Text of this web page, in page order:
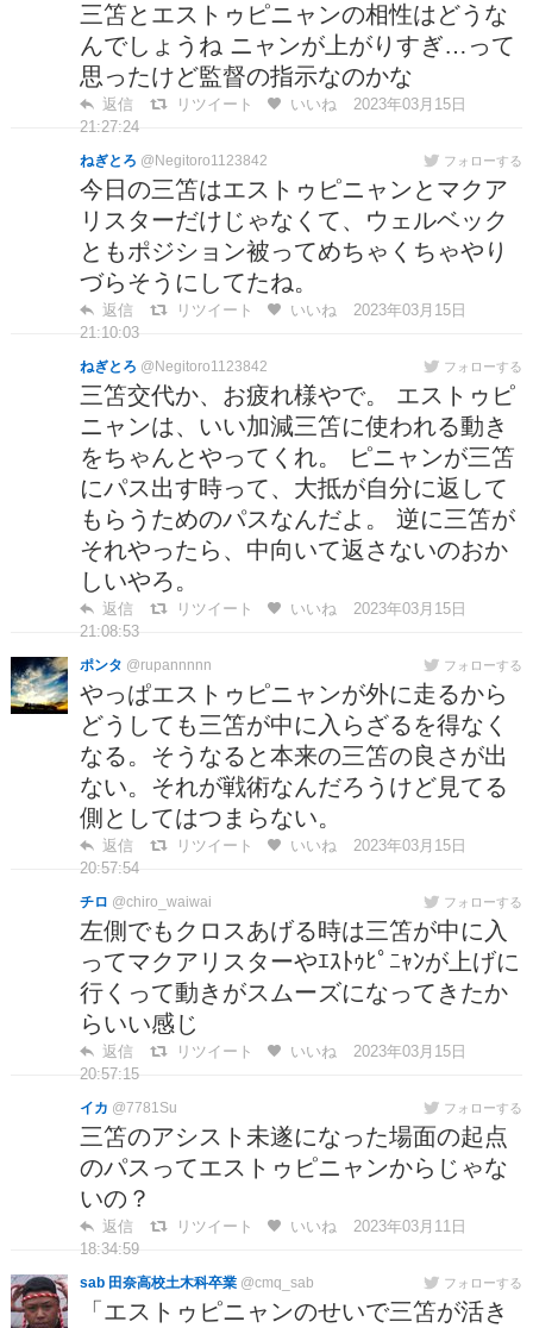
三笘とエストゥピニャンの相性はどうな
んでしょうね ニャンが上がりすぎ…って
思ったけど監督の指示なのかな
返信 リツイート いいね
2023年03月15日
21:27:24
ねぎとろ @Negitoro1123842 フォローする
今日の三笘はエストゥピニャンとマクア
リスターだけじゃなくて、ウェルベック
ともポジション被ってめちゃくちゃやり
づらそうにしてたね。
返信 リツイート いいね
2023年03月15日
21:10:03
ねぎとろ @Negitoro1123842 フォローする
三笘交代か、お疲れ様やで。 エストゥピ
ニャンは、いい加減三笘に使われる動き
をちゃんとやってくれ。 ピニャンが三笘
にパス出す時って、大抵が自分に返して
もらうためのパスなんだよ。 逆に三笘が
それやったら、中向いて返さないのおか
しいやろ。
返信 リツイート いいね
2023年03月15日
21:08:53
ポンタ @rupannnnn フォローする
やっぱエストゥピニャンが外に走るから
どうしても三笘が中に入らざるを得なく
なる。そうなると本来の三笘の良さが出
ない。それが戦術なんだろうけど見てる
側としてはつまらない。
返信 リツイート いいね
2023年03月15日
20:57:54
チロ @chiro_waiwai フォローする
左側でもクロスあげる時は三笘が中に入
ってマクアリスターやｴｽﾄｩﾋﾟﾆｬﾝが上げに
行くって動きがスムーズになってきたか
らいい感じ
返信 リツイート いいね
2023年03月15日
20:57:15
イカ @7781Su フォローする
三笘のアシスト未遂になった場面の起点
のパスってエストゥピニャンからじゃな
いの？
返信 リツイート いいね
2023年03月11日
18:34:59
sab 田奈高校土木科卒業 @cmq_sab フォローする
「エストゥピニャンのせいで三笘が活き